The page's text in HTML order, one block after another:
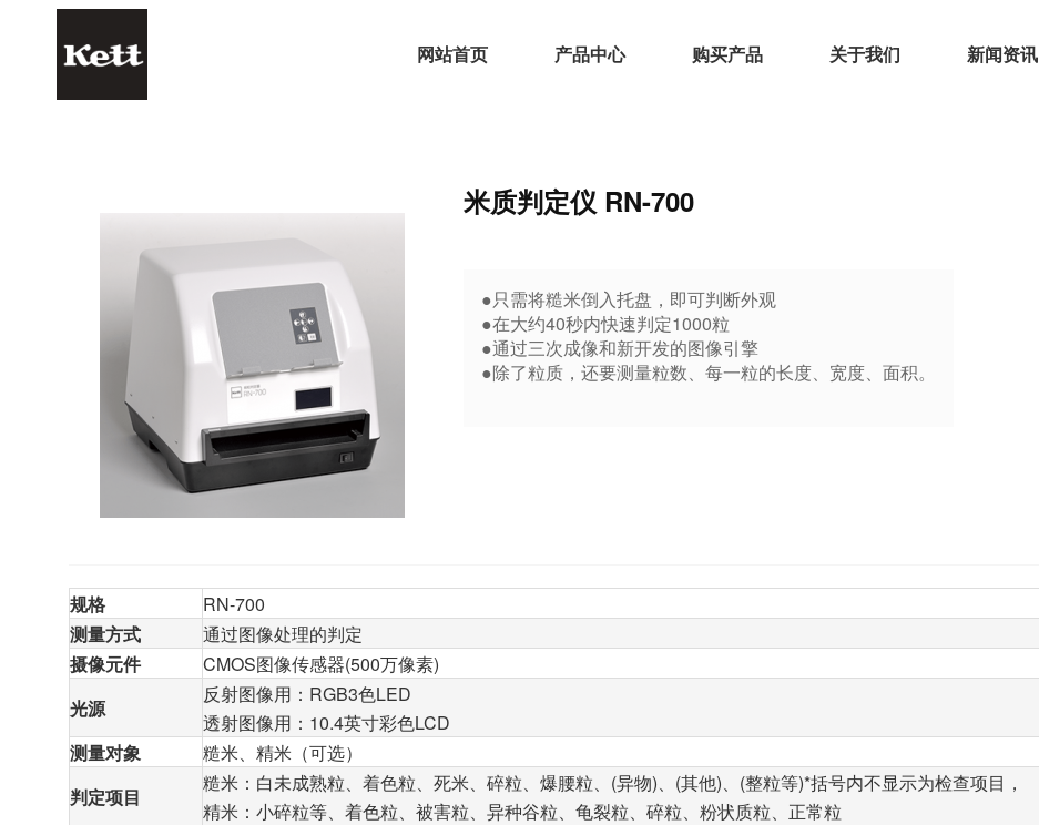
网站首页 产品中心 购买产品 关于我们 新闻资讯
米质判定仪 RN-700
●只需将糙米倒入托盘，即可判断外观
●在大约40秒内快速判定1000粒
●通过三次成像和新开发的图像引擎
●除了粒质，还要测量粒数、每一粒的长度、宽度、面积。
规格
RN-700
测量方式
通过图像处理的判定
摄像元件
CMOS图像传感器(500万像素)
光源
反射图像用：RGB3色LED
透射图像用：10.4英寸彩色LCD
测量对象
糙米、精米（可选）
判定项目
糙米：白未成熟粒、着色粒、死米、碎粒、爆腰粒、(异物)、(其他)、(整粒等)*括号内不显示为检查项目，
精米：小碎粒等、着色粒、被害粒、异种谷粒、龟裂粒、碎粒、粉状质粒、正常粒